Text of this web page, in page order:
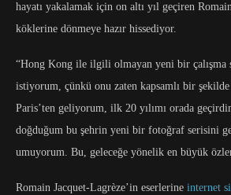
hayatı yakalamak için on altı yıl geçiren
köklerine dönmeye hazır hissediyor.
“Hong Kong ile ilgili olmayan yeni bir çalışma
istiyorum, çünkü onu zaten kapsamlı bir
Paris’ten geliyorum, ilk 20 yılımı orada
doğduğum bu şehrin yeni bir fotoğraf serisini
umuyorum. Bu, geleceğe yönelik en büyük
Romain Jacquet-Lagrèze’in eserlerine internet